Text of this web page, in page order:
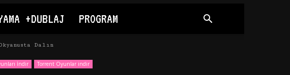
+DUBLAJ PROGRAM
Dalın
İndir Torrent Oyunlar indir